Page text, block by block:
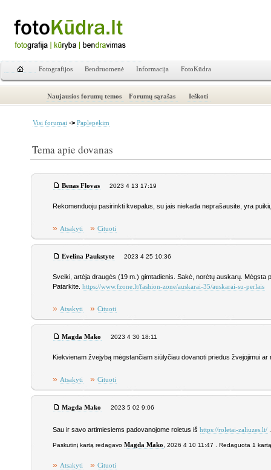
Fotografijos Bendruomenė Informacija FotoKūdra
Naujausios forumų temos Forumų sąrašas Ieškoti
Visi forumai -> Paplepėkim
Tema apie dovanas
Benas Flovas 2023 4 13 17:19
Rekomenduoju pasirinkti kvepalus, su jais niekada neprašausite, yra
» Atsakyti » Cituoti
Evelina Paukstyte 2023 4 25 10:36
Sveiki, artėja draugės (19 m.) gimtadienis. Sakė, norėtų auskarų.
Patarkite.https://www.fzone.lt/fashion-zone/auskarai-35/auskarai-su-perlais
» Atsakyti » Cituoti
Magda Mako 2023 4 30 18:11
Kiekvienam žvejybą mėgstančiam siūlyčiau dovanoti priedus žvejojimui
» Atsakyti » Cituoti
Magda Mako 2023 5 02 9:06
Sau ir savo artimiesiems padovanojome roletus išhttps://roletai-zaliuzes.lt/
Paskutinį kartą redagavoMagda Mako , 2026 4 10 11:47 . Redaguota 1
» Atsakyti » Cituoti